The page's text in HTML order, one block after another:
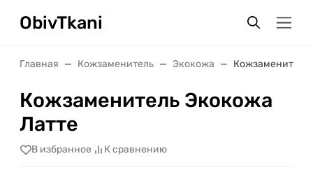
ObivTkani
Главная Кожзаменитель Экокожа Кожзаменитель
Кожзаменитель Экокожа
Латте
В избранное К сравнению